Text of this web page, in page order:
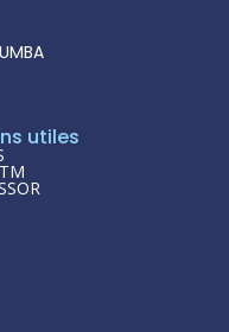
utiles